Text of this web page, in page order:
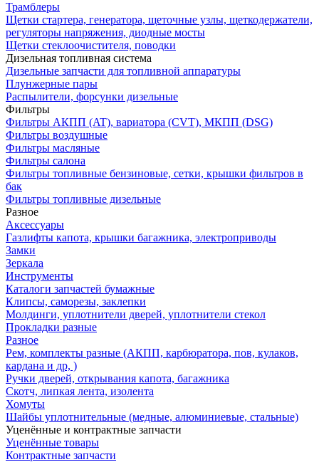
Трамблеры
Щетки стартера, генератора, щеточные узлы, щеткодержатели,
регуляторы напряжения, диодные мосты
Щетки стеклоочистителя, поводки
Дизельная топливная система
Дизельные запчасти для топливной аппаратуры
Плунжерные пары
Распылители, форсунки дизельные
Фильтры
Фильтры АКПП (AT), вариатора (CVT), МКПП (DSG)
Фильтры воздушные
Фильтры масляные
Фильтры салона
Фильтры топливные бензиновые, сетки, крышки фильтров в
бак
Фильтры топливные дизельные
Разное
Аксесcуары
Газлифты капота, крышки багажника, электроприводы
Замки
Зеркала
Инструменты
Каталоги запчастей бумажные
Клипсы, саморезы, заклепки
Молдинги, уплотнители дверей, уплотнители стекол
Прокладки разные
Разное
Рем, комплекты разные (АКПП, карбюратора, пов, кулаков,
кардана и др, )
Ручки дверей, открывания капота, багажника
Скотч, липкая лента, изолента
Хомуты
Шайбы уплотнительные (медные, алюминиевые, стальные)
Уценённые и контрактные запчасти
Уценённые товары
Контрактные запчасти